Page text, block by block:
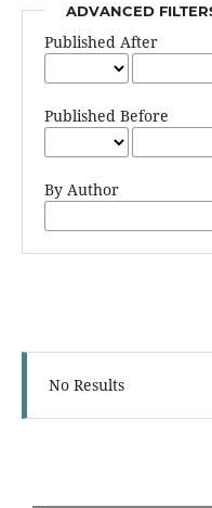
ADVANCED
Published After
Published Before
By Author
No Results